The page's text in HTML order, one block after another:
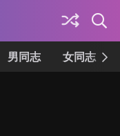
男同志 女同志